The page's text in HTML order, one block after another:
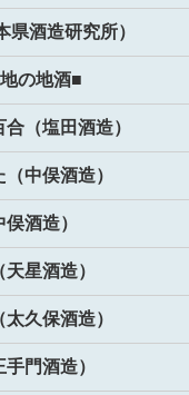
県酒造研究所）
の地酒■
（塩田酒造）
中俣酒造）
酒造）
星酒造）
久保酒造）
門酒造）